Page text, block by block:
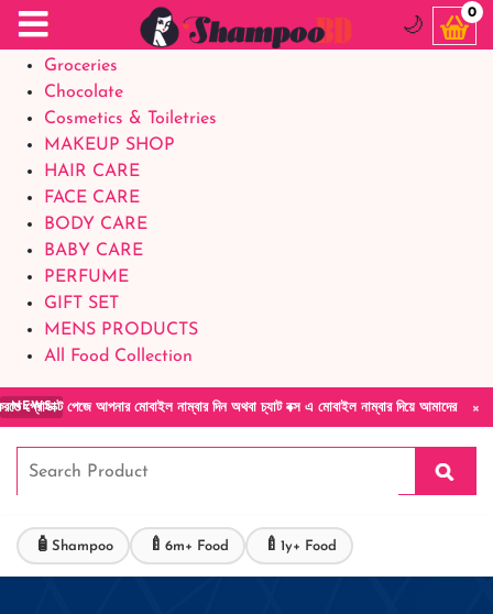
Food Supplements
Baby Foods
Groceries
Chocolate
Cosmetics & Toiletries
MAKEUP SHOP
HAIR CARE
FACE CARE
BODY CARE
BABY CARE
PERFUME
GIFT SET
MENS PRODUCTS
All Food Collection
×
NEWSআপনার মোবাইল নাম্বার দিন অথবা চ্যাট বক্স এ মোবাইল নাম্বার দিয়ে আমাদের সাথে
🌙
0
🧴 Shampoo 🍼 6m+ Food 🍼 1y+ Food